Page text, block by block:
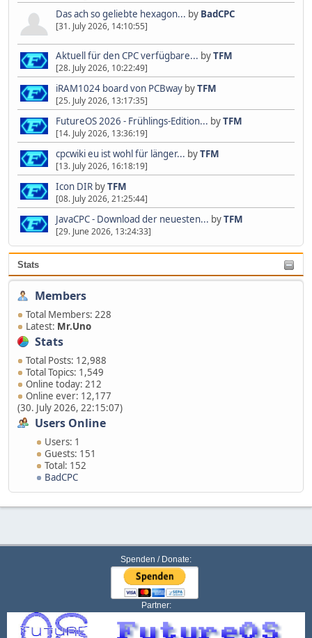
Das ach so geliebte hexagon... by BadCPC
[31. July 2026, 14:10:55]
Aktuell für den CPC verfügbare... byTFM
[28. July 2026, 10:22:49]
iRAM1024 board von PCBway byTFM
[25. July 2026, 13:17:35]
FutureOS 2026 - Frühlings-Edition... byTFM
[14. July 2026, 13:36:19]
cpcwiki eu ist wohl für länger... byTFM
[13. July 2026, 16:18:19]
Icon DIR byTFM
[08. July 2026, 21:25:44]
JavaCPC - Download der neuesten... byTFM
[29. June 2026, 13:24:33]
Stats
Members
Total Members: 228
Latest: Mr.Uno
Stats
Total Posts: 12,988
Total Topics: 1,549
Online today: 212
Online ever: 12,177
(30. July 2026, 22:15:07)
Users Online
Users: 1
Guests: 151
Total: 152
BadCPC
Spenden / Donate:
Partner: